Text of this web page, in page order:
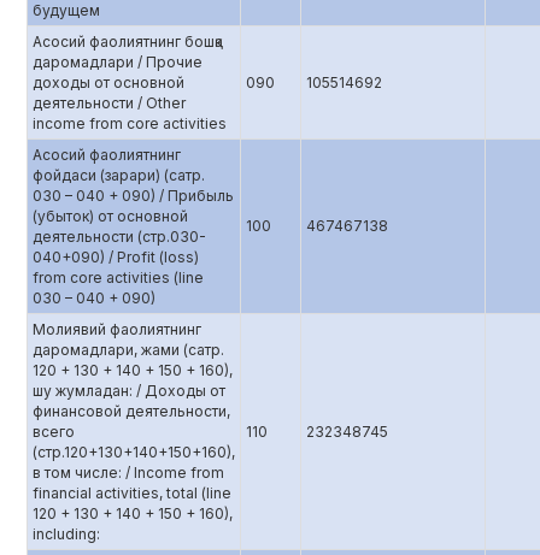
будущем
Асосий фаолиятнинг бошқа
даромадлари / Прочие
доходы от основной
деятельности / Other
income from core activities
090 105514692
Асосий фаолиятнинг
фойдаси (зарари) (сатр.
030 – 040 + 090) / Прибыль
(убыток) от основной
деятельности (стр.0З0-
040+090) / Profit (loss)
from core activities (line
030 – 040 + 090)
100 467467138
Молиявий фаолиятнинг
даромадлари, жами (сатр.
120 + 130 + 140 + 150 + 160),
шу жумладан: / Доходы от
финансовой деятельности,
всего
(стр.120+130+140+150+160),
в том числе: / Income from
financial activities, total (line
120 + 130 + 140 + 150 + 160),
including:
110 232348745